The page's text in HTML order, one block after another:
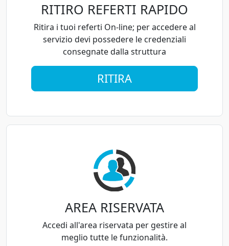
RITIRO REFERTI RAPIDO
Ritira i tuoi referti On-line; per accedere al
servizio devi possedere le credenziali
consegnate dalla struttura
RITIRA
AREA RISERVATA
Accedi all'area riservata per gestire al
meglio tutte le funzionalità.